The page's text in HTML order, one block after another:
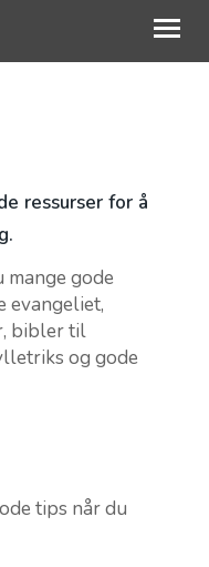
ressurser for å
gode
evangeliet,
bibler til
og gode
tips når du